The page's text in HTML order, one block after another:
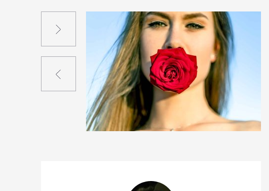
5
23
Précédent